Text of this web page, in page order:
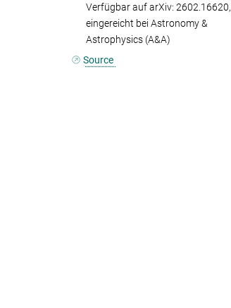
Verfügbar auf arXiv: 2602.16620,
eingereicht bei Astronomy &
Astrophysics (A&A)
Source